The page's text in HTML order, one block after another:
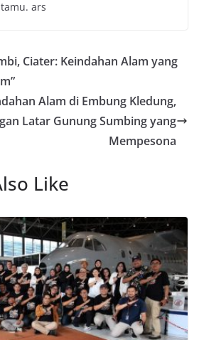
ars
Ciater: Keindahan Alam yang
Alam di Embung Kledung,
Latar Gunung Sumbing yang
Mempesona
Like